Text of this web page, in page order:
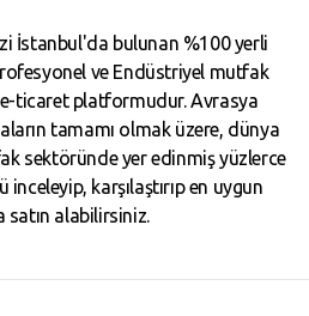
İstanbul'da bulunan %100 yerli
ve Endüstriyel mutfak
ticaret platformudur. Avrasya
tamamı olmak üzere, dünya
sektöründe yer edinmiş yüzlerce
inceleyip, karşılaştırıp en uygun
satın alabilirsiniz.